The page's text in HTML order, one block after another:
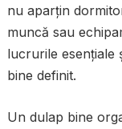
nu aparțin
muncă sau
lucrurile esențiale
bine definit.
Un dulap bine